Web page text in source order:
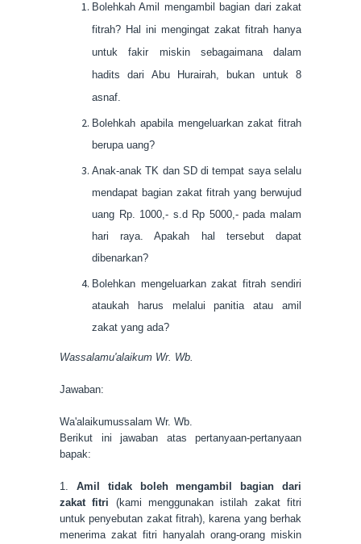
Bolehkah Amil mengambil bagian dari zakat
fitrah? Hal ini mengingat zakat fitrah hanya
untuk fakir miskin sebagaimana dalam
hadits dari Abu Hurairah, bukan untuk 8
asnaf.
Bolehkah apabila mengeluarkan zakat fitrah
berupa uang?
Anak-anak TK dan SD di tempat saya selalu
mendapat bagian zakat fitrah yang berwujud
uang Rp. 1000,- s.d Rp 5000,- pada malam
hari raya. Apakah hal tersebut dapat
dibenarkan?
Bolehkan mengeluarkan zakat fitrah sendiri
ataukah harus melalui panitia atau amil
zakat yang ada?
Wassalamu'alaikum Wr. Wb.
Jawaban:
Wa'alaikumussalam Wr. Wb.
Berikut ini jawaban atas pertanyaan-pertanyaan
bapak:
1. Amil tidak boleh mengambil bagian dari
zakat fitri (kami menggunakan istilah zakat fitri
untuk penyebutan zakat fitrah), karena yang berhak
menerima zakat fitri hanyalah orang-orang miskin